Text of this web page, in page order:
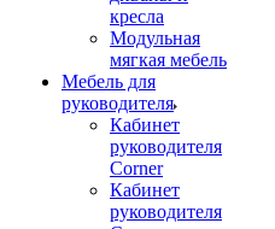
кресла
Модульная
мягкая мебель
Мебель для
руководителя
Кабинет
руководителя
Corner
Кабинет
руководителя